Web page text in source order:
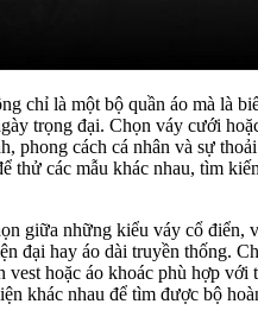
chỉ là một bộ quần áo mà là
trọng đại. Chọn váy cưới
phong cách cá nhân và sự
thử các mẫu khác nhau, tìm
giữa những kiểu váy cổ điển,
đại hay áo dài truyền thống.
vest hoặc áo khoác phù hợp với
khác nhau để tìm được bộ